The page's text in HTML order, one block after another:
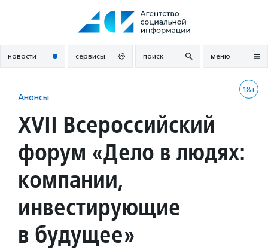
новости сервисы поиск меню
18+
Анонсы
XVII Всероссийский
форум «Дело в людях:
компании,
инвестирующие
в будущее»